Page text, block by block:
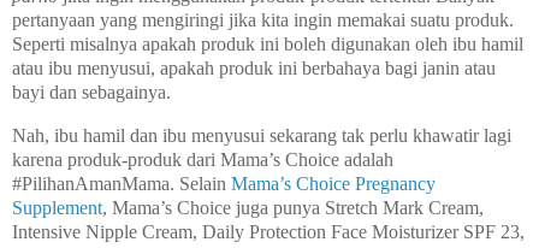
pertanyaan yang mengiringi jika kita ingin memakai suatu produk.
Seperti misalnya apakah produk ini boleh digunakan oleh ibu hamil
atau ibu menyusui, apakah produk ini berbahaya bagi janin atau
bayi dan sebagainya.
Nah, ibu hamil dan ibu menyusui sekarang tak perlu khawatir lagi
karena produk-produk dari Mama’s Choice adalah
#PilihanAmanMama. Selain Mama’s Choice Pregnancy
Supplement, Mama’s Choice juga punya Stretch Mark Cream,
Intensive Nipple Cream, Daily Protection Face Moisturizer SPF 23,